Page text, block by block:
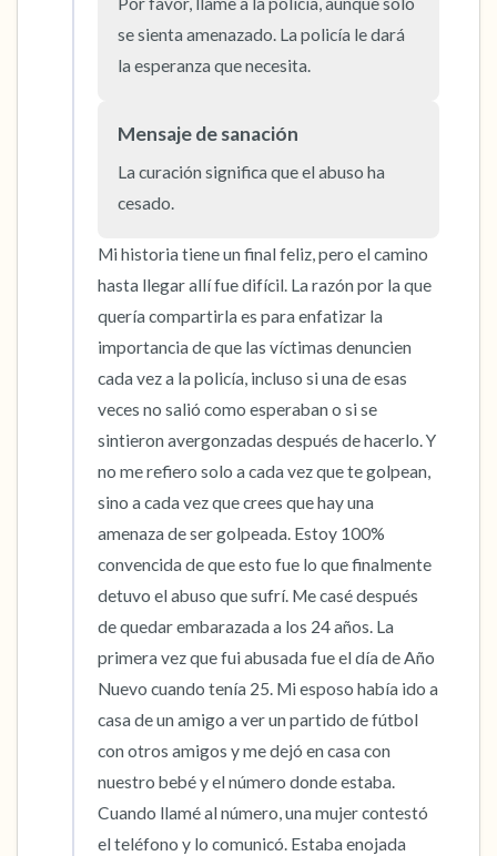
se sienta amenazado. La policía le dará
la esperanza que necesita.
Mensaje de sanación
La curación significa que el abuso ha
cesado.
Mi historia tiene un final feliz, pero el camino
hasta llegar allí fue difícil. La razón por la que
quería compartirla es para enfatizar la
importancia de que las víctimas denuncien
cada vez a la policía, incluso si una de esas
veces no salió como esperaban o si se
sintieron avergonzadas después de hacerlo. Y
no me refiero solo a cada vez que te golpean,
sino a cada vez que crees que hay una
amenaza de ser golpeada. Estoy 100%
convencida de que esto fue lo que finalmente
detuvo el abuso que sufrí. Me casé después
de quedar embarazada a los 24 años. La
primera vez que fui abusada fue el día de Año
Nuevo cuando tenía 25. Mi esposo había ido a
casa de un amigo a ver un partido de fútbol
con otros amigos y me dejó en casa con
nuestro bebé y el número donde estaba.
Cuando llamé al número, una mujer contestó
el teléfono y lo comunicó. Estaba enojada
5 – cosas que puedes ver (puedes mirar
dentro de la habitación y por la ventana)
a ti que puedas tocar?)
3 – cosas que puedes oír
2 – cosas que puedes oler
1 – cosa que te gusta de ti mismo.
Respira hondo para terminar.